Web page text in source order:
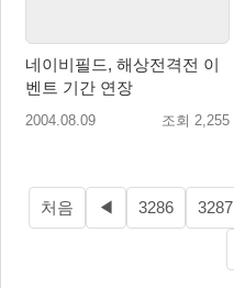
네이비필드, 해상전격전 이
벤트 기간 연장
2004.08.09 조회 2,255
처음 ◀ 3286 3287